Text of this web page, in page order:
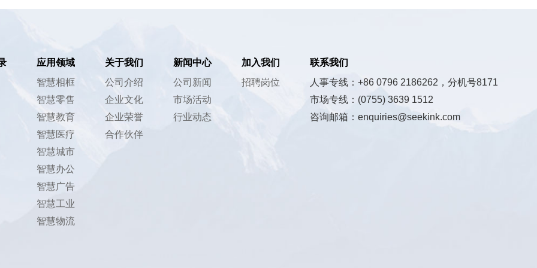
应用领域
智慧相框
智慧零售
智慧教育
智慧医疗
智慧城市
智慧办公
智慧广告
智慧工业
智慧物流
关于我们
公司介绍
企业文化
企业荣誉
合作伙伴
新闻中心
公司新闻
市场活动
行业动态
加入我们
招聘岗位
联系我们
人事专线：+86 0796 2186262，分机号8171
市场专线：(0755) 3639 1512
咨询邮箱：enquiries@seekink.com